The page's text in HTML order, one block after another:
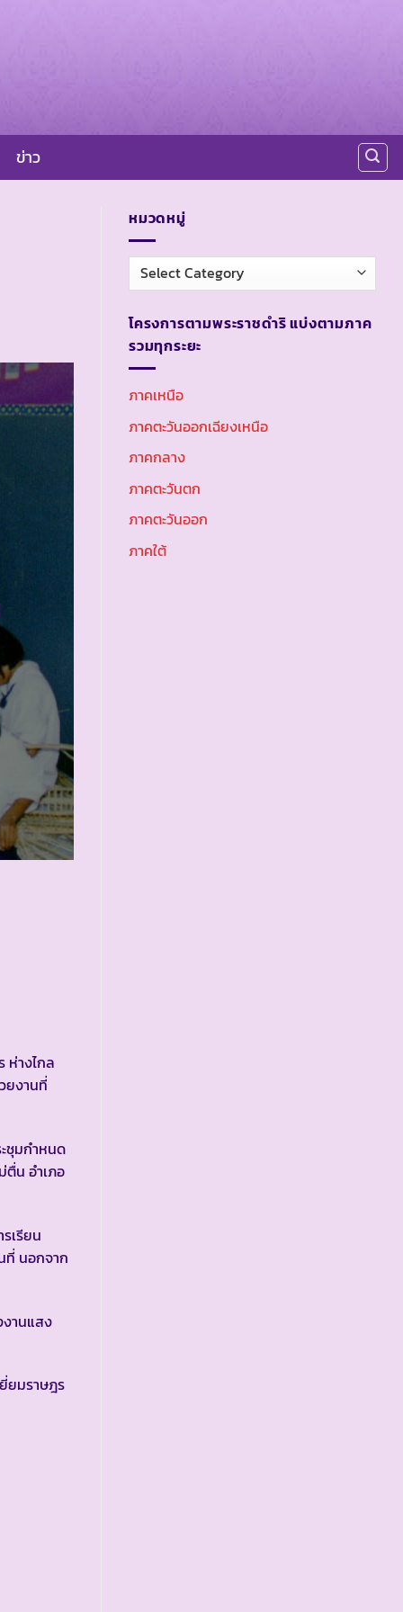
ข่าว
ห่างไกล
ยงานที่
ชุมกำหนด
ตื่น อำเภอ
เรียน
ที่ นอกจาก
านแสง
ยมราษฎร
หมวดหมู่
หมวด
หมู่
โครงการตามพระราชดำริ แบ่งตามภาค
รวมทุกระยะ
ภาคเหนือ
ภาคตะวันออกเฉียงเหนือ
ภาคกลาง
ภาคตะวันตก
ภาคตะวันออก
ภาคใต้